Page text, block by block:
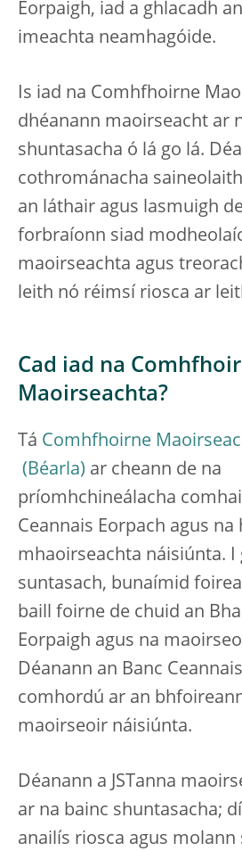
Eorpaigh, iad a ghlacadh
imeachta neamhagóide.
Is iad na Comhfhoirne
dhéanann maoirseacht ar
shuntasacha ó lá go lá.
cothrománacha
an láthair agus lasmuigh
forbraíonn siad
maoirseachta agus
leith nó réimsí riosca ar
Cad iad na
Maoirseachta?
Tá Comhfhoirne
ar cheann de na
príomhchineálacha
Ceannais Eorpach agus na
mhaoirseachta náisiúnta. I
suntasach, bunaímid
baill foirne de chuid an
Eorpaigh agus na
Déanann an Banc
comhordú ar an
maoirseoir náisiúnta.
Déanann a JSTanna
ar na bainc shuntasacha;
anailís riosca agus molann